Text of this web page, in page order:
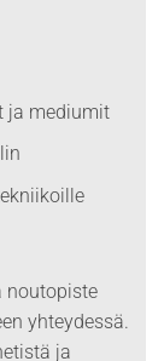
ja mediumit
noutopiste
yhteydessä.
ja